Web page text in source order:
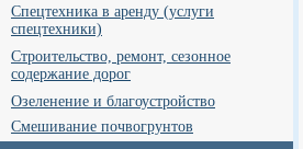
Спецтехника в аренду (услуги
спецтехники)
Строительство, ремонт, сезонное
содержание дорог
Озеленение и благоустройство
Смешивание почвогрунтов